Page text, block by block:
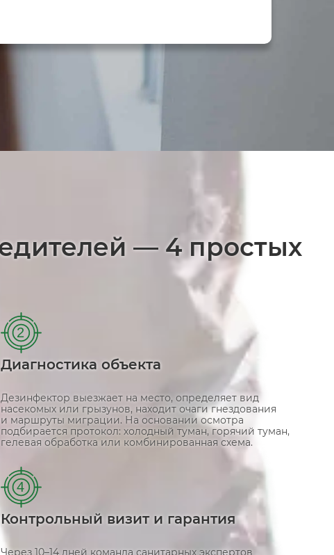
— 4 простых
2
Диагностика объекта
Дезинфектор выезжает на место, определяет вид
насекомых или грызунов, находит очаги гнездования
и маршруты миграции. На основании осмотра
подбирается протокол: холодный туман, горячий туман,
гелевая обработка или комбинированная схема.
4
Контрольный визит и гарантия
Через 10–14 дней команда санитарных экспертов